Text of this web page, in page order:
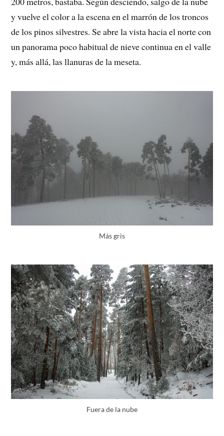
y vuelve el color a la escena en el marrón de los troncos
de los pinos silvestres. Se abre la vista hacia el norte con
un panorama poco habitual de nieve continua en el valle
y, más allá, las llanuras de la meseta.
Más gris
Fuera de la nube